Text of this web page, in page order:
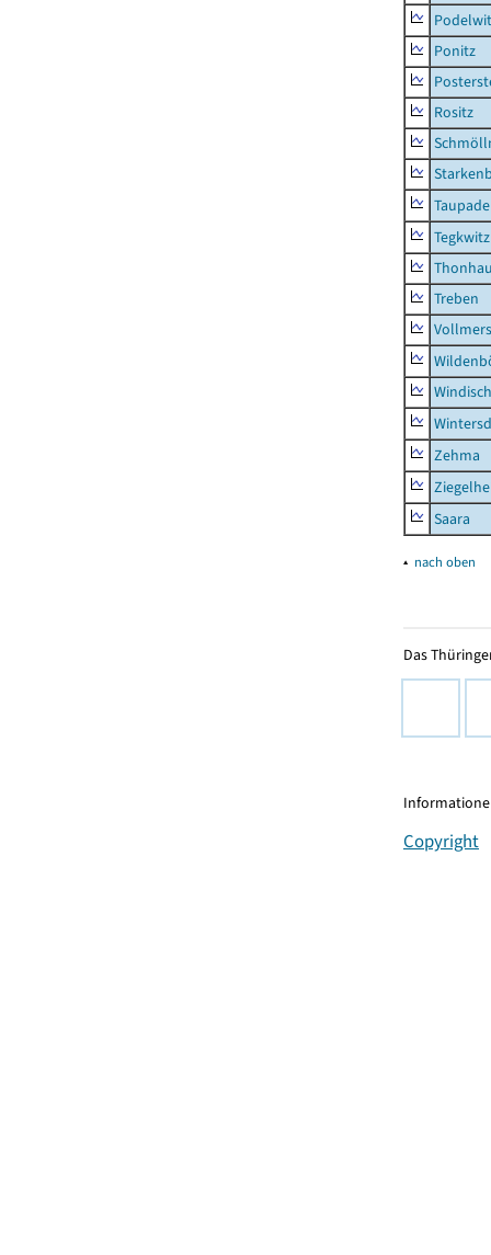
Ponitz
Rositz
Tegkwitz
Treben
Zehma
Saara
▴ nach oben
Das
Copyright